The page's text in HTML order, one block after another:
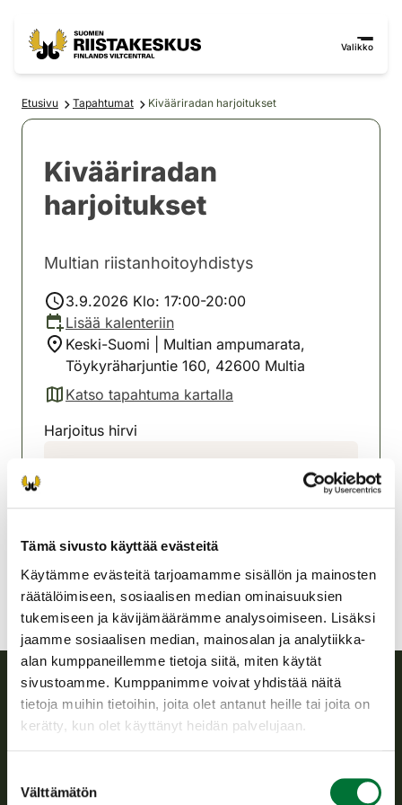
Tämä sivusto käyttää evästeitä
Käytämme evästeitä tarjoamamme sisällön ja mainosten
räätälöimiseen, sosiaalisen median ominaisuuksien
tukemiseen ja kävijämäärämme analysoimiseen. Lisäksi
jaamme sosiaalisen median, mainosalan ja analytiikka-
alan kumppaneillemme tietoja siitä, miten käytät
sivustoamme. Kumppanimme voivat yhdistää näitä
tietoja muihin tietoihin, joita olet antanut heille tai joita on
kerätty, kun olet käyttänyt heidän palvelujaan.
valinta
Välttämätön
Valikko
Etusivu Tapahtumat Kivääriradan harjoitukset
Kivääriradan
harjoitukset
Multian riistanhoitoyhdistys
3.9.2026 Klo: 17:00-20:00
Lisää kalenteriin
Keski-Suomi | Multian ampumarata,
Töykyräharjuntie 160, 42600 Multia
Katso tapahtuma kartalla
(avautuu uuteen välilehteen)
Harjoitus hirvi
multia@rhy.riista.fi
Suomen riistakeskus
riistanhoitoyhdistysten toimintaa ja huolehtii riistapolitiikan
toimeenpanosta sekä vastaa sille säädetyistä julkisista